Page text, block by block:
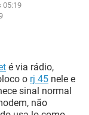
05:19
é via rádio,
o rj 45 nele e
sinal normal
não